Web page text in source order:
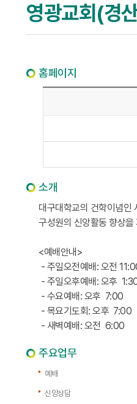
영광교회(경
홈페이지
소개
대구대학교의 건학이념인
구성원의 신앙활동 향상을
<예배안내>
- 주일오전예배: 오전
- 주일오후예배: 오후
- 수요예배: 오후 7:00
- 목요기도회: 오후 7:00
- 새벽예배: 오전 6:00
주요업무
예배
신앙상담